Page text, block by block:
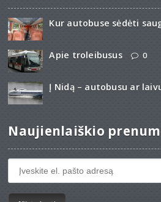
Kur autobuse sėdėti
Apie troleibusus 0
Į Nidą – autobusu ar
Naujienlaiškio